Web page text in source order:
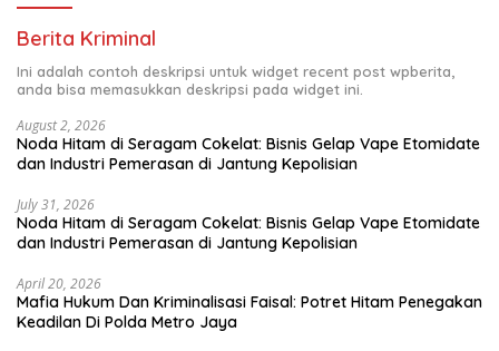
Berita Kriminal
Ini adalah contoh deskripsi untuk widget recent post wpberita,
anda bisa memasukkan deskripsi pada widget ini.
August 2, 2026
Noda Hitam di Seragam Cokelat: Bisnis Gelap Vape Etomidate
dan Industri Pemerasan di Jantung Kepolisian
July 31, 2026
Noda Hitam di Seragam Cokelat: Bisnis Gelap Vape Etomidate
dan Industri Pemerasan di Jantung Kepolisian
April 20, 2026
Mafia Hukum Dan Kriminalisasi Faisal: Potret Hitam Penegakan
Keadilan Di Polda Metro Jaya